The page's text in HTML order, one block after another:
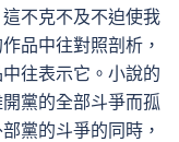
不克不及不迫使我
品中往對照剖析，
往表示它。小說的
黨的全部斗爭而孤
黨的斗爭的同時，